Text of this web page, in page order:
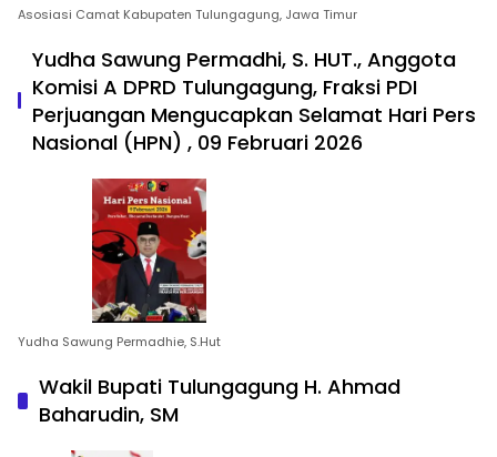
Asosiasi Camat Kabupaten Tulungagung, Jawa Timur
Yudha Sawung Permadhi, S. HUT., Anggota
Komisi A DPRD Tulungagung, Fraksi PDI
Perjuangan Mengucapkan Selamat Hari Pers
Nasional (HPN) , 09 Februari 2026
Yudha Sawung Permadhie, S.Hut
Wakil Bupati Tulungagung H. Ahmad
Baharudin, SM